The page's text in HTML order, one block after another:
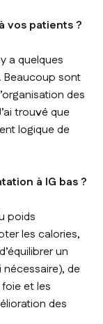
vos patients ?
a quelques
Beaucoup sont
des
trouvé que
logique de
à IG bas ?
poids
les calories,
un
de
et les
des